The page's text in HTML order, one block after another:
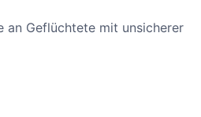
an Geflüchtete mit unsicherer